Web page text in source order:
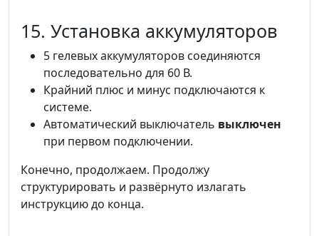
15. Установка аккумуляторов
5 гелевых аккумуляторов соединяются
последовательно для 60 В.
Крайний плюс и минус подключаются к
системе.
Автоматический выключатель выключен
при первом подключении.
Конечно, продолжаем. Продолжу
структурировать и развёрнуто излагать
инструкцию до конца.